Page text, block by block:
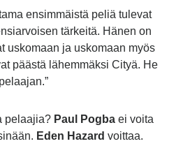
ensimmäistä peliä tulevat
tärkeitä. Hänen on
uskomaan ja uskomaan myös
päästä lähemmäksi Cityä. He
pelaajia? Paul Pogba ei voita
Eden Hazard voittaa.